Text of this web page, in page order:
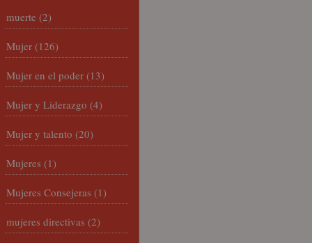
muerte (2)
Mujer (126)
Mujer en el poder (13)
Mujer y Liderazgo (4)
Mujer y talento (20)
Mujeres (1)
Mujeres Consejeras (1)
mujeres directivas (2)